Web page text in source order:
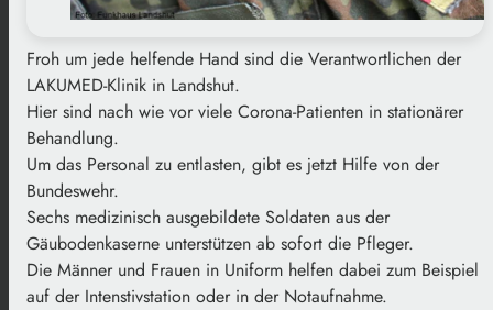
Froh um jede helfende Hand sind die Verantwortlichen der
LAKUMED-Klinik in Landshut.
Hier sind nach wie vor viele Corona-Patienten in stationärer
Behandlung.
Um das Personal zu entlasten, gibt es jetzt Hilfe von der
Bundeswehr.
Sechs medizinisch ausgebildete Soldaten aus der
Gäubodenkaserne unterstützen ab sofort die Pfleger.
Die Männer und Frauen in Uniform helfen dabei zum Beispiel
auf der Intenstivstation oder in der Notaufnahme.